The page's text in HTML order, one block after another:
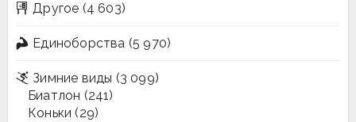
Другое (4 603)
Единоборства (5 970)
Зимние виды (3 099)
Биатлон (241)
Коньки (29)